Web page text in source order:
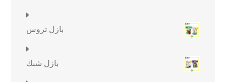
بازل تروس
بازل شبك